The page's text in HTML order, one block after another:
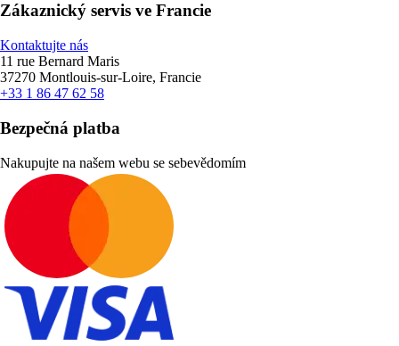
Zákaznický servis ve Francie
Kontaktujte nás
11 rue Bernard Maris
37270 Montlouis-sur-Loire, Francie
+33 1 86 47 62 58
Bezpečná platba
Nakupujte na našem webu se sebevědomím